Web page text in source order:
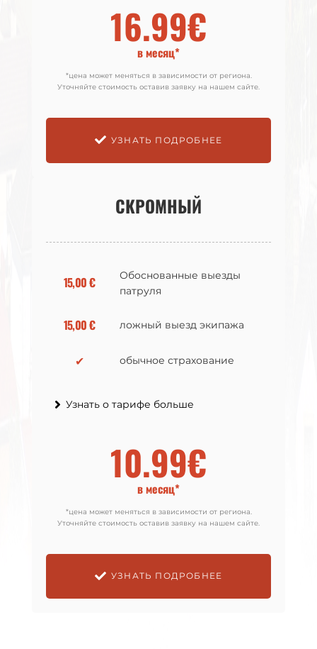
16.99€
в месяц*
*цена может меняться в зависимости от региона.
Уточняйте стоимость оставив заявку на нашем сайте.
УЗНАТЬ ПОДРОБНЕЕ
СКРОМНЫЙ
15,00 €
Обоснованные выезды
патруля
15,00 € ложный выезд экипажа
✔ обычное страхование
Узнать о тарифе больше
10.99€
в месяц*
*цена может меняться в зависимости от региона.
Уточняйте стоимость оставив заявку на нашем сайте.
УЗНАТЬ ПОДРОБНЕЕ
18.99€
в месяц*
*цена может меняться в зависимости от региона.
Уточняйте стоимость оставив заявку на нашем сайте.
УЗНАТЬ ПОДРОБНЕЕ
СКРОМНЫЙ
15,00 €
Обоснованные выезды
патруля
15,00 € ложный выезд экипажа
✔ обычное страхование
Узнать о тарифе больше
12.99€
в месяц*
*цена может меняться в зависимости от региона.
Уточняйте стоимость оставив заявку на нашем сайте.
УЗНАТЬ ПОДРОБНЕЕ